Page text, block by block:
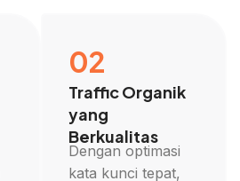
02
Traffic Organik
yang
Berkualitas
Dengan optimasi
kata kunci tepat,